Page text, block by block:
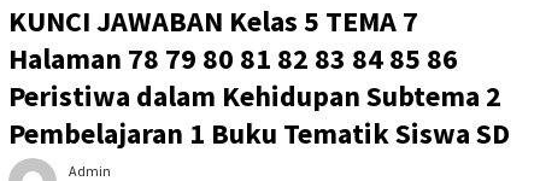
KUNCI JAWABAN Kelas 5 TEMA 7
Halaman 78 79 80 81 82 83 84 85 86
Peristiwa dalam Kehidupan Subtema 2
Pembelajaran 1 Buku Tematik Siswa SD
Admin